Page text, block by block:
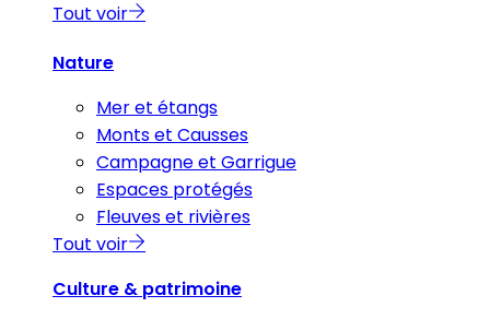
Tout voir
Nature
Mer et étangs
Monts et Causses
Campagne et Garrigue
Espaces protégés
Fleuves et rivières
Tout voir
Culture & patrimoine